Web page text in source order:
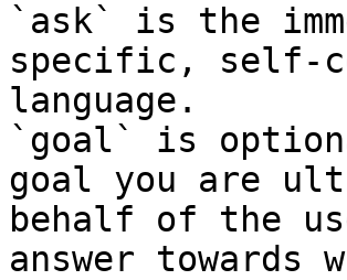
`ask` is the
specific, self-
language.
`goal` is
goal you are
behalf of the
answer